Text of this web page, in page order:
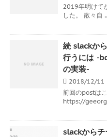
2019年明けて
した。 散々自
続 slackか
行うには -
の実装-
2018/12/11
前回のpostは
https://
slackからチ